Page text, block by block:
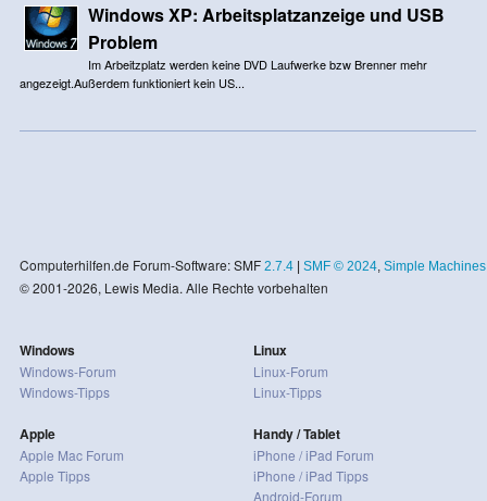
Windows XP: Arbeitsplatzanzeige und USB
Problem
Im Arbeitzplatz werden keine DVD Laufwerke bzw Brenner mehr
angezeigt.Außerdem funktioniert kein US...
Computerhilfen.de Forum-Software: SMF 2.7.4| SMF © 2024, Simple Machines
© 2001-2026, Lewis Media. Alle Rechte vorbehalten
Windows
Windows-Forum
Windows-Tipps
Apple
Apple Mac Forum
Apple Tipps
Linux
Linux-Forum
Linux-Tipps
Handy / Tablet
iPhone / iPad Forum
iPhone / iPad Tipps
Android-Forum